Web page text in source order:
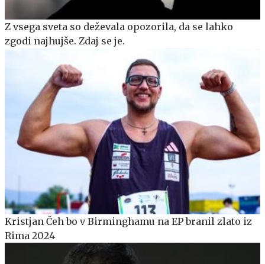
Z vsega sveta so deževala opozorila, da se lahko
zgodi najhujše. Zdaj se je.
Kristjan Čeh bo v Birminghamu na EP branil zlato iz
Rima 2024